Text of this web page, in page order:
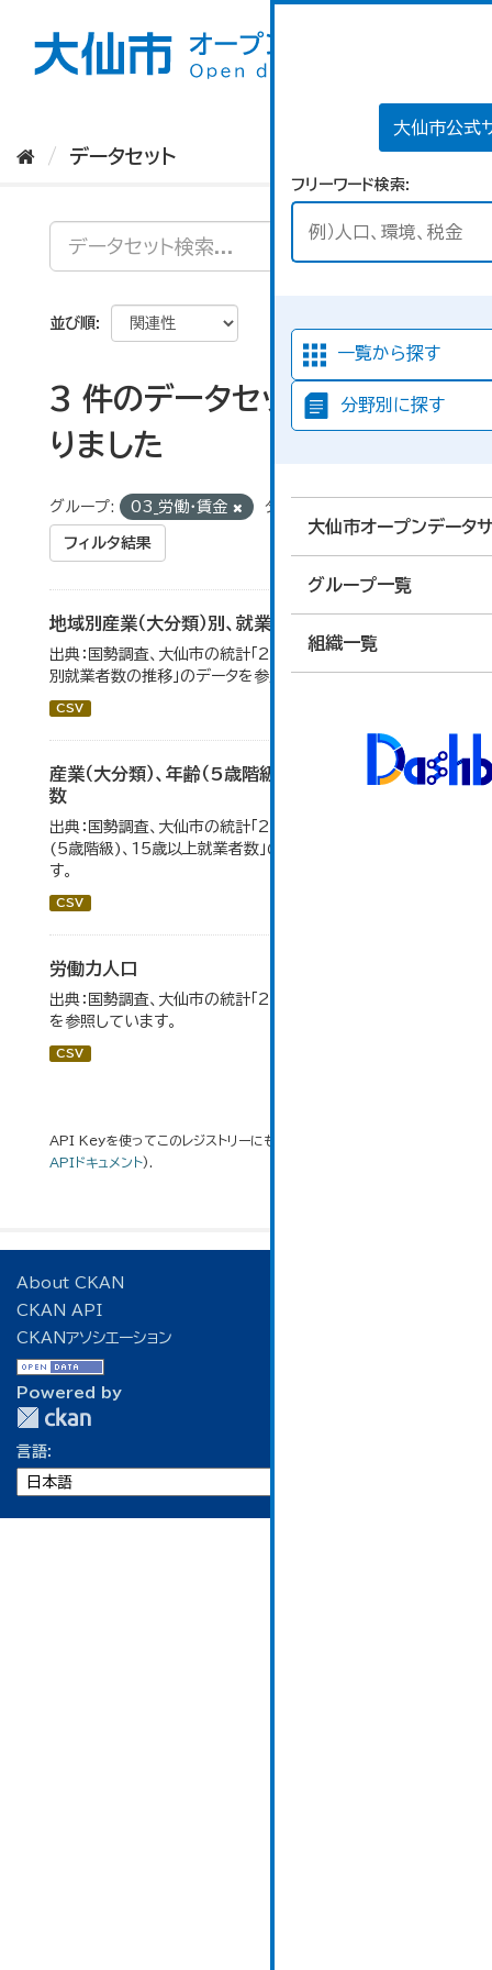
大仙市公式
フリーワード検索
一覧から探す
分野別に探す
大仙市オープンデータ
グループ一覧
組織一覧
データセット
並び順
3 件のデータセットが見つか
りました
グループ: 03_労働・賃金 タグ:
フィルタ結果
地域別産業（大分類）別、就業者数
出典：国勢調査、大仙市の統計「2-8 地域別産業（大分類）
別就業者数の推移」のデータを参照しています。
CSV
産業（大分類）、年齢（5歳階級）、15歳以上就業者
数
出典：国勢調査、大仙市の統計「2-7 産業(大分類)、年齢
(5歳階級)、15歳以上就業者数」のデータを参照していま
す。
CSV
労働力人口
出典：国勢調査、大仙市の統計「2-6 労働力人口」のデータ
を参照しています。
CSV
API Keyを使ってこのレジストリーにもアクセス可能です
APIドキュメント).
About CKAN
CKAN API
CKANアソシエーション
Powered by
言語